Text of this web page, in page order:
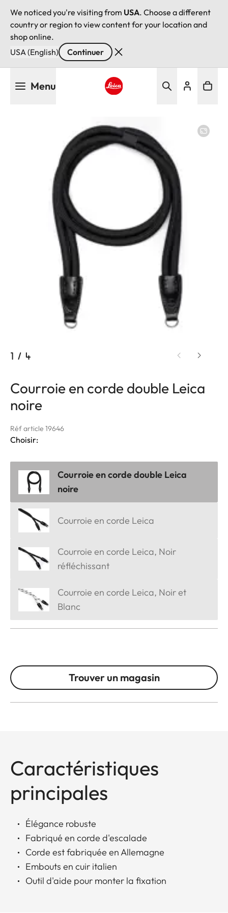
We noticed you're visiting from USA. Choose a different
country or region to view content for your location and
shop online.
USA (English)
Continuer
Menu
1 / 4
Courroie en corde double Leica
noire
Réf article 19646
Choisir:
Courroie en corde double Leica
noire
Courroie en corde Leica
Courroie en corde Leica, Noir
réfléchissant
Courroie en corde Leica, Noir et
Blanc
Trouver un magasin
Caractéristiques
principales
Élégance robuste
Fabriqué en corde d'escalade
Corde est fabriquée en Allemagne
Embouts en cuir italien
Outil d'aide pour monter la fixation